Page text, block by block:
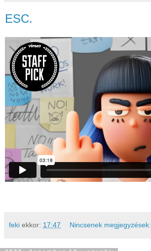
ESC.
feki ekkor: 17:47 Nincsenek megjegyzések: